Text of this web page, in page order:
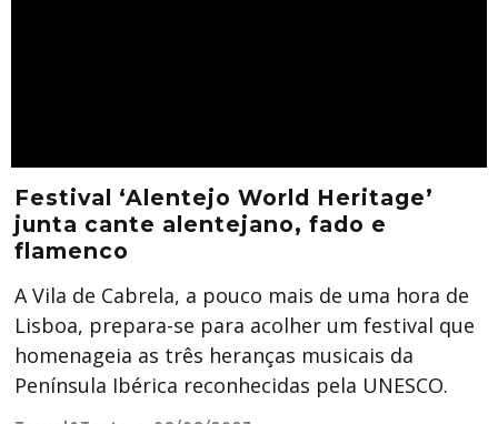
Festival ‘Alentejo World Heritage’
junta cante alentejano, fado e
flamenco
A Vila de Cabrela, a pouco mais de uma hora de
Lisboa, prepara-se para acolher um festival que
homenageia as três heranças musicais da
Península Ibérica reconhecidas pela UNESCO.